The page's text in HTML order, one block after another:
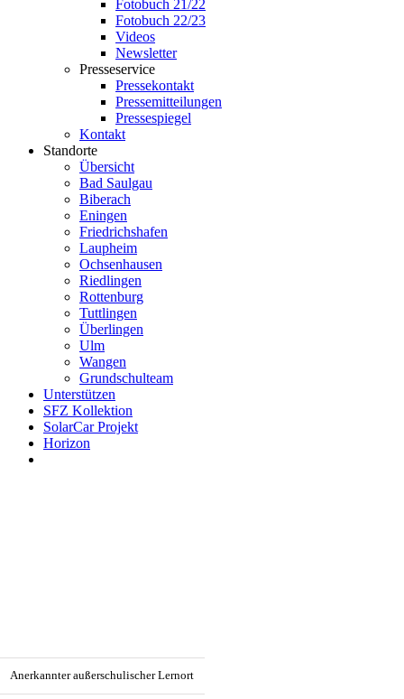
Fotobuch 21/22
Fotobuch 22/23
Videos
Newsletter
Presseservice
Pressekontakt
Pressemitteilungen
Pressespiegel
Kontakt
Standorte
Übersicht
Bad Saulgau
Biberach
Eningen
Friedrichshafen
Laupheim
Ochsenhausen
Riedlingen
Rottenburg
Tuttlingen
Überlingen
Ulm
Wangen
Grundschulteam
Unterstützen
SFZ Kollektion
SolarCar Projekt
Horizon
Anerkannter außerschulischer Lernort